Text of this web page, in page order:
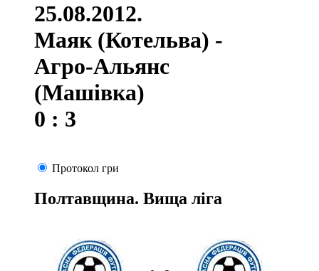
25.08.2012.
Маяк (Котельва) -
Агро-Альянс
(Машівка)
0 : 3
Протокол гри
Полтавщина. Вища ліга